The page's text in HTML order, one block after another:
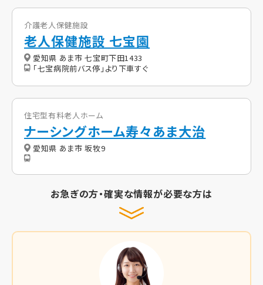
介護老人保健施設
老人保健施設 七宝園
愛知県 あま市 七宝町下田1433
「七宝病院前バス停」より下車すぐ
住宅型有料老人ホーム
ナーシングホーム寿々あま大治
愛知県 あま市 坂牧9
お急ぎの方・確実な情報が必要な方は